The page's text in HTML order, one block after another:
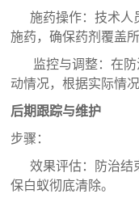
施药操作：技术人
施药，确保药剂覆盖
监控与调整：在防
动情况，根据实际情
后期跟踪与维护
步骤：
效果评估：防治结
保白蚁彻底清除。